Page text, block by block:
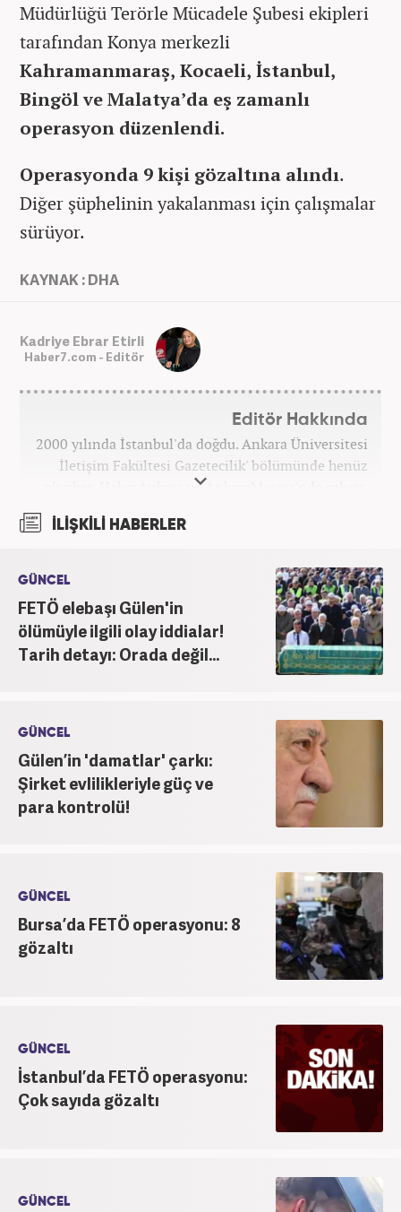
Müdürlüğü Terörle Mücadele Şubesi ekipleri
tarafından Konya merkezli
Kahramanmaraş, Kocaeli, İstanbul,
Bingöl ve Malatya’da eş zamanlı
operasyon düzenlendi.
Operasyonda 9 kişi gözaltına alındı.
Diğer şüphelinin yakalanması için çalışmalar
sürüyor.
KAYNAK : DHA
Kadriye Ebrar Etirli
Haber7.com - Editör
Editör Hakkında
2000 yılında İstanbul'da doğdu. Ankara Üniversitesi
İletişim Fakültesi Gazetecilik' bölümünde henüz
okurken HaberAnkara ve AnkaraMasası'nda çalıştı.
2022 yılındaki mezuniyetinin ardından Beyaz TV'de
'Haber Editörü' pozisyonunda görev aldı. 2024
Editörü kariyerine devam etmektedir.
İLİŞKİLİ HABERLER
GÜNCEL
FETÖ elebaşı Gülen'in
ölümüyle ilgili olay iddialar!
Tarih detayı: Orada değil...
GÜNCEL
Gülen’in 'damatlar' çarkı:
Şirket evlilikleriyle güç ve
para kontrolü!
GÜNCEL
Bursa’da FETÖ operasyonu: 8
gözaltı
GÜNCEL
İstanbul’da FETÖ operasyonu:
Çok sayıda gözaltı
GÜNCEL